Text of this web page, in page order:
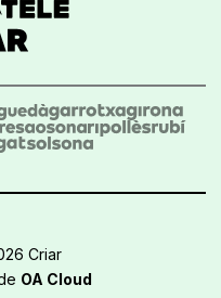
Criar
OA Cloud